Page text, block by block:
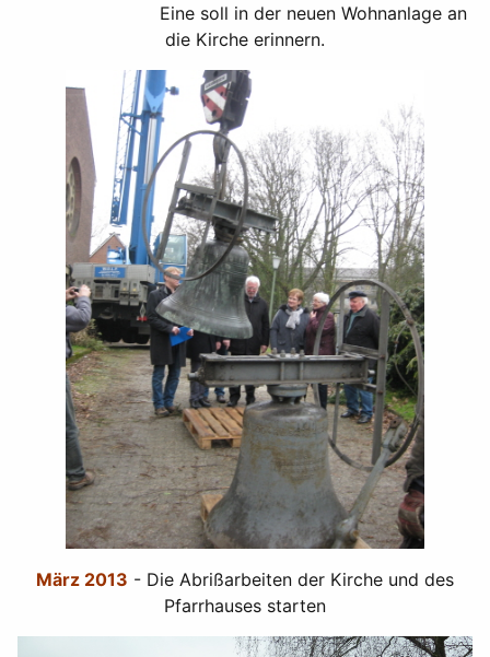
Eine soll in der neuen Wohnanlage an
die Kirche erinnern.
März 2013 - Die Abrißarbeiten der Kirche und des
Pfarrhauses starten